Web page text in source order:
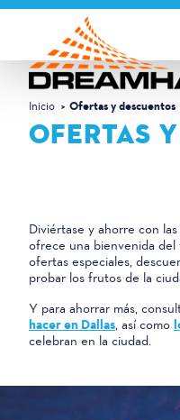
Ir al contenido
Inicio Ofertas y descuentos
OFERTAS
Diviértase y ahorre con
ofrece una bienvenida del
ofertas especiales,
probar los frutos de la
Y para ahorrar más,
hacer en Dallas, así como
celebran en la ciudad.